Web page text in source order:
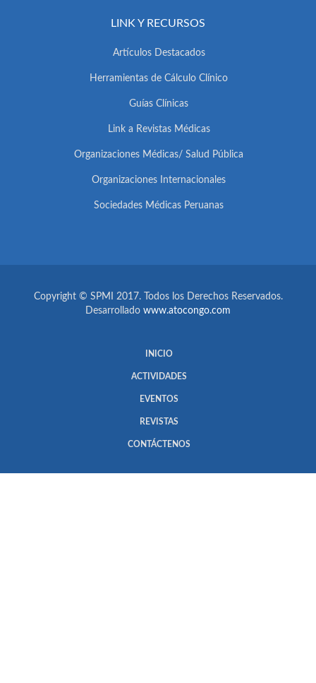
LINK Y RECURSOS
Artículos Destacados
Herramientas de Cálculo Clínico
Guías Clínicas
Link a Revistas Médicas
Organizaciones Médicas/ Salud Pública
Organizaciones Internacionales
Sociedades Médicas Peruanas
Copyright © SPMI 2017. Todos los Derechos Reservados.
Desarrollado www.atocongo.com
INICIO
ACTIVIDADES
EVENTOS
REVISTAS
CONTÁCTENOS